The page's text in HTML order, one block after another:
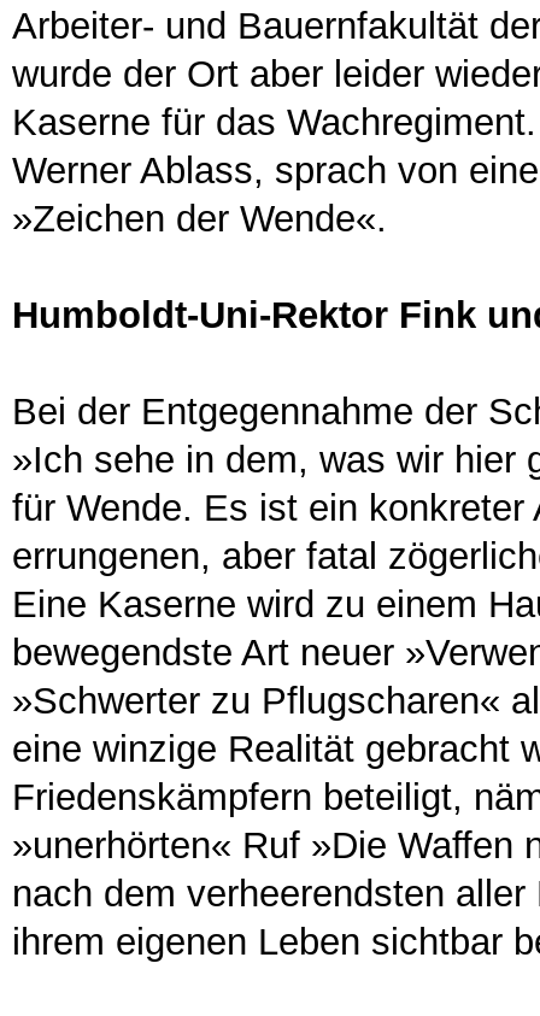
Arbeiter- und Bauernfakultät
wurde der Ort aber leider
Kaserne für das
Werner Ablass, sprach von
»Zeichen der Wende«.
Humboldt-Uni-Rektor Fink
Bei der Entgegennahme der
»Ich sehe in dem, was wir hier
für Wende. Es ist ein
errungenen, aber fatal
Eine Kaserne wird zu einem
bewegendste Art neuer
»Schwerter zu Pflugscharen«
eine winzige Realität gebracht
Friedenskämpfern beteiligt,
»unerhörten« Ruf »Die Waffen
nach dem verheerendsten
ihrem eigenen Leben sichtbar